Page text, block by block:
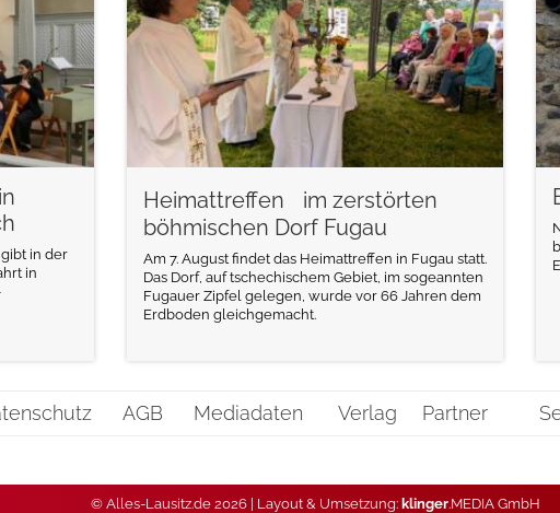
gibt in der
in
Heimattreffen im zerstörten
böhmischen Dorf Fugau
Am 7. August findet das Heimattreffen in Fugau statt.
Das Dorf, auf tschechischem Gebiet, im sogeannten
Fugauer Zipfel gelegen, wurde vor 66 Jahren dem
Erdboden gleichgemacht.
AGB Mediadaten Verlag Partner
© Alles-Lausitz.de 2026 | Layout & Umsetzung: klinger.MEDIA GmbH